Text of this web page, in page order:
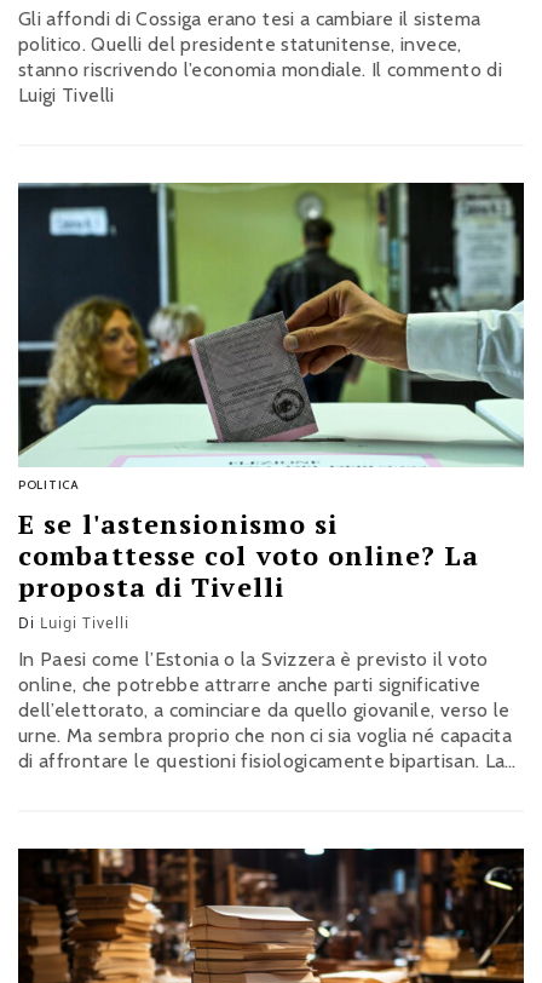
Gli affondi di Cossiga erano tesi a cambiare il sistema
politico. Quelli del presidente statunitense, invece,
stanno riscrivendo l’economia mondiale. Il commento di
Luigi Tivelli
POLITICA
E se l'astensionismo si
combattesse col voto online? La
proposta di Tivelli
Di Luigi Tivelli
In Paesi come l’Estonia o la Svizzera è previsto il voto
online, che potrebbe attrarre anche parti significative
dell’elettorato, a cominciare da quello giovanile, verso le
urne. Ma sembra proprio che non ci sia voglia né capacita
di affrontare le questioni fisiologicamente bipartisan. La